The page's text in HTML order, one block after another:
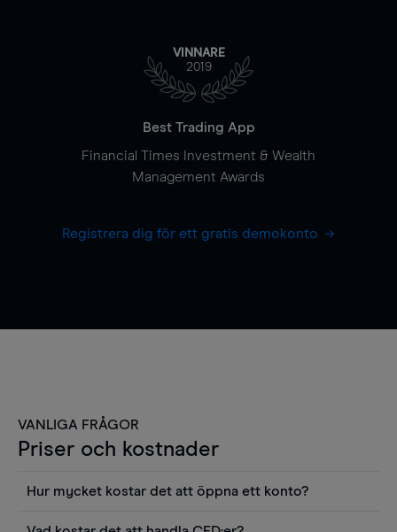
VINNARE
2019
Best Trading App
Financial Times Investment & Wealth
Management Awards
Registrera dig för ett gratis demokonto
VANLIGA FRÅGOR
Priser och kostnader
Hur mycket kostar det att öppna ett konto?